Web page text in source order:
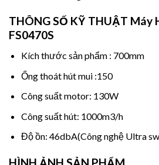
THÔNG SỐ KỸ THUẬT Máy
FS0470S
Kích thước sản phẩm : 700mm
Ống thoát hút mui :150
Công suất motor: 130W
Công suất hút: 1000m3/h
Độ ồn: 46dbA(Công nghệ Ultra